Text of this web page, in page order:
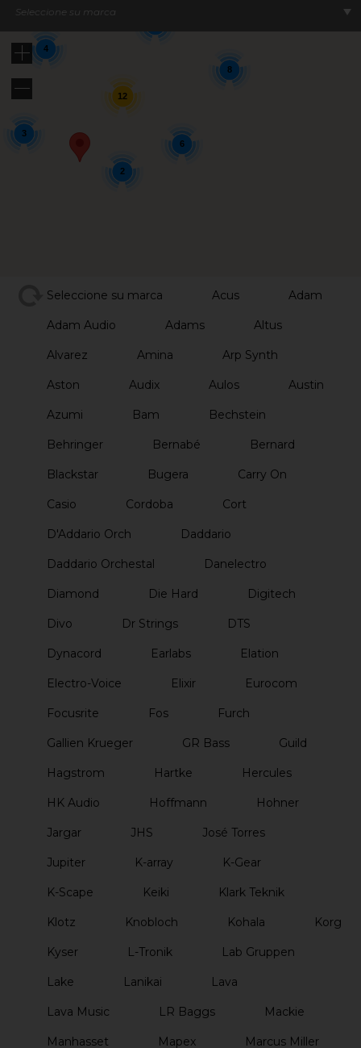
Seleccione su marca
6
8
12
4
3
2
Seleccione su marca Acus Adam
Adam Audio Adams Altus
Alvarez Amina Arp Synth
Aston Audix Aulos Austin
Azumi Bam Bechstein
Behringer Bernabé Bernard
Blackstar Bugera Carry On
Casio Cordoba Cort
D'Addario Orch Daddario
Daddario Orchestal Danelectro
Diamond Die Hard Digitech
Divo Dr Strings DTS
Dynacord Earlabs Elation
Electro-Voice Elixir Eurocom
Focusrite Fos Furch
Gallien Krueger GR Bass Guild
Hagstrom Hartke Hercules
HK Audio Hoffmann Hohner
Jargar JHS José Torres
Jupiter K-array K-Gear
K-Scape Keiki Klark Teknik
Klotz Knobloch Kohala Korg
Kyser L-Tronik Lab Gruppen
Lake Lanikai Lava
Lava Music LR Baggs Mackie
Manhasset Mapex Marcus Miller